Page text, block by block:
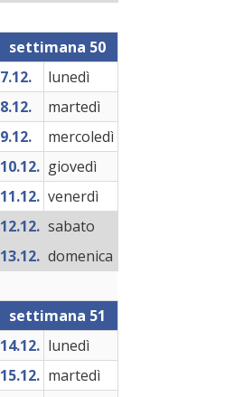
settimana 50
7.12.
lunedì
8.12.
martedì
9.12.
mercoledì
10.12. giovedì
11.12. venerdì
12.12. sabato
13.12. domenica
settimana 51
14.12. lunedì
15.12. martedì